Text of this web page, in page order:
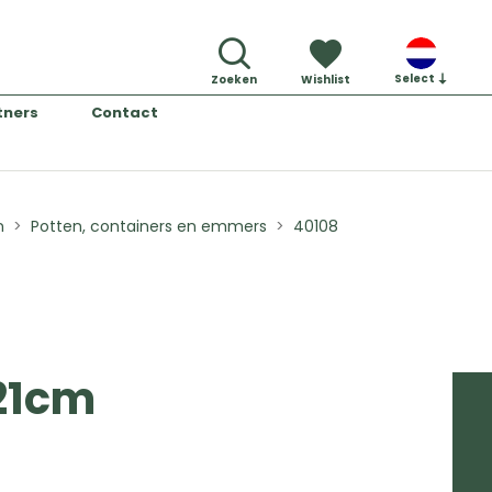
Zoeken Wishlist Select
Contact
Potten, containers en emmers 40108